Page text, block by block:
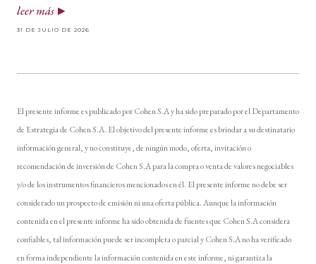
leer más
31 DE JULIO DE 2026
El presente informe es publicado por Cohen S.A y ha sido preparado por el Departamento
de Estrategia de Cohen S.A. El objetivo del presente informe es brindar a su destinatario
información general, y no constituye, de ningún modo, oferta, invitación o
recomendación de inversión de Cohen S.A para la compra o venta de valores negociables
y/o de los instrumentos financieros mencionados en él. El presente informe no debe ser
considerado un prospecto de emisión ni una oferta pública. Aunque la información
contenida en el presente informe ha sido obtenida de fuentes que Cohen S.A considera
confiables, tal información puede ser incompleta o parcial y Cohen S.A no ha verificado
en forma independiente la información contenida en este informe, ni garantiza la